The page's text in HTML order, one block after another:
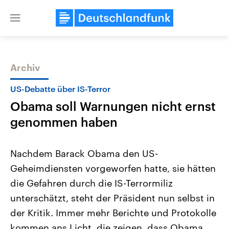
Close
Themen
Landtagswahl Sachsen-Anhalt
2026
Alle Informationen
Sachsen-Anhalt wählt am 6.
September 2026 einen neuen
Landtag. Seit 2021 wird das
Bundesland von einer Koalition aus
Aktuelle Beiträge,
Hintergründe
Wirtschaftlich und
gehören die Vereinigten
den mächtigsten Ländern
mit großem Einfluss auf
Archiv
US-Debatte über IS-Terror
Obama soll Warnungen nicht ernst
genommen haben
Nachdem Barack Obama den US-
Geheimdiensten vorgeworfen hatte, sie hätten
die Gefahren durch die IS-Terrormiliz
unterschätzt, steht der Präsident nun selbst in
der Kritik. Immer mehr Berichte und Protokolle